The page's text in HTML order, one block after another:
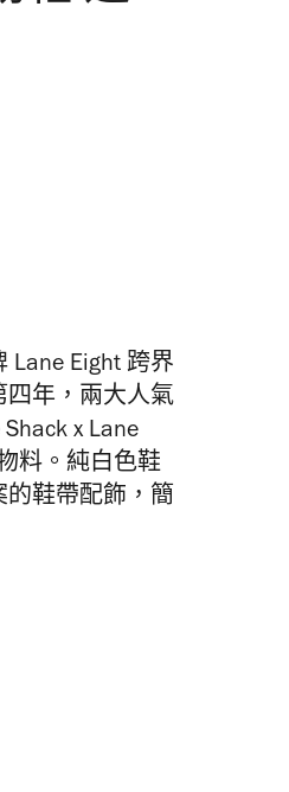
Lane Eight 跨界
四年，兩大人氣
x Lane
料。純白色鞋
的鞋帶配飾，簡